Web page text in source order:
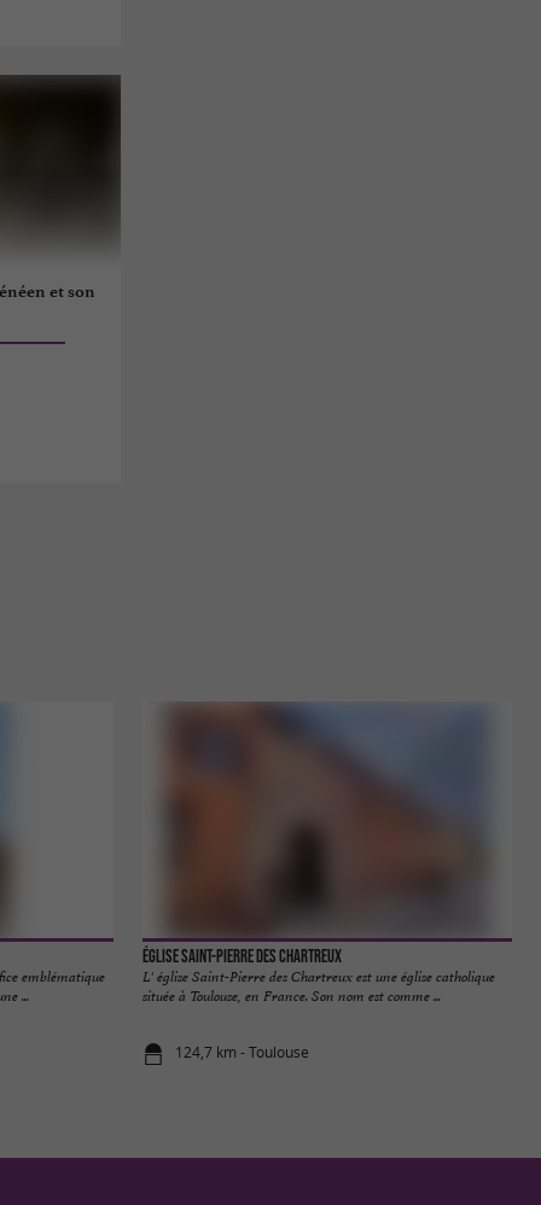
et son
emblématique
...
Église Saint-Pierre des Chartreux
L' église Saint-Pierre des Chartreux est une église catholique
située à Toulouse, en France. Son nom est comme ...
124,7 km - Toulouse